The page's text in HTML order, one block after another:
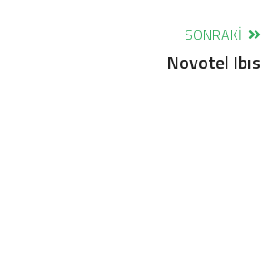
SONRAKI
Novotel Ibıs